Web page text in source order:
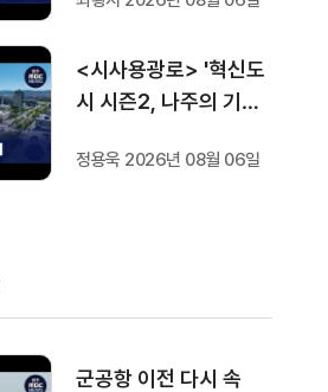
<시사용광로> '혁신도
시 시즌2, 나주의 기회
정용욱 2026년 08월 06일
군공항 이전 다시 속